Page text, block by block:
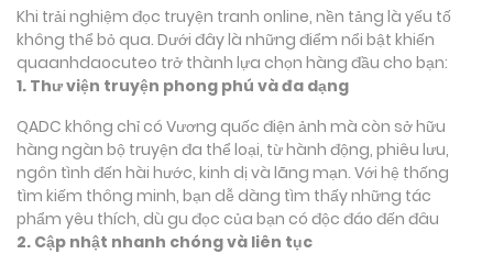
Khi trải nghiệm đọc truyện tranh online, nền tảng là yếu tố
không thể bỏ qua. Dưới đây là những điểm nổi bật khiến
quaanhdaocuteo trở thành lựa chọn hàng đầu cho bạn:
1. Thư viện truyện phong phú và đa dạng
QADC không chỉ có Vương quốc điện ảnh mà còn sở hữu
hàng ngàn bộ truyện đa thể loại, từ hành động, phiêu lưu,
ngôn tình đến hài hước, kinh dị và lãng mạn. Với hệ thống
tìm kiếm thông minh, bạn dễ dàng tìm thấy những tác
phẩm yêu thích, dù gu đọc của bạn có độc đáo đến đâu
2. Cập nhật nhanh chóng và liên tục